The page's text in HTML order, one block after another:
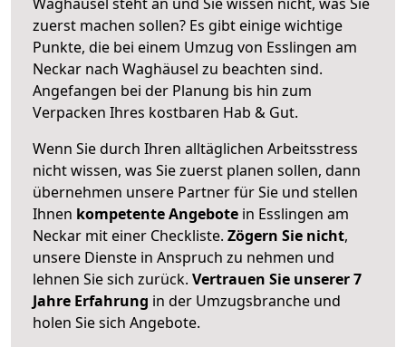
zuerst machen sollen? Es gibt einige wichtige
Punkte, die bei einem Umzug von Esslingen am
Neckar nach Waghäusel zu beachten sind.
Angefangen bei der Planung bis hin zum
Verpacken Ihres kostbaren Hab & Gut.
Wenn Sie durch Ihren alltäglichen Arbeitsstress
nicht wissen, was Sie zuerst planen sollen, dann
übernehmen unsere Partner für Sie und stellen
Ihnen kompetente Angebote in Esslingen am
Neckar mit einer Checkliste. Zögern Sie nicht,
unsere Dienste in Anspruch zu nehmen und
lehnen Sie sich zurück. Vertrauen Sie unserer 7
Jahre Erfahrung in der Umzugsbranche und
holen Sie sich Angebote.